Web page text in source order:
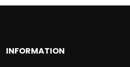
INFORMATION